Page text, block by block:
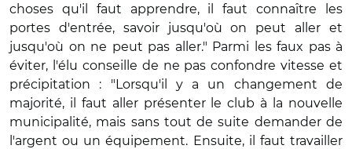
choses qu'il faut apprendre, il faut connaître les
portes d'entrée, savoir jusqu'où on peut aller et
jusqu'où on ne peut pas aller." Parmi les faux pas à
éviter, l'élu conseille de ne pas confondre vitesse et
précipitation : "Lorsqu'il y a un changement de
majorité, il faut aller présenter le club à la nouvelle
municipalité, mais sans tout de suite demander de
l'argent ou un équipement. Ensuite, il faut travailler